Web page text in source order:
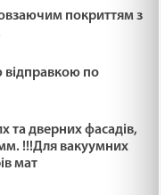
Майтеся файно
Майтеся файно
покриттям з
по
та дверних фасадів,
!!!Для вакуумних
мат